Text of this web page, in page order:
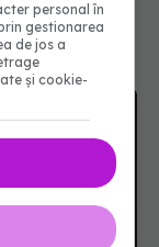
personal în
gestionarea
de jos a
și cookie-